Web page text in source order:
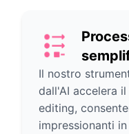
Il nostro
dall'AI accelera
editing,
impressionanti